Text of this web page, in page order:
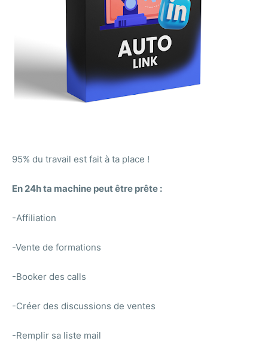
95% du travail est fait à ta place !
En 24h ta machine peut être prête :
-Affiliation
-Vente de formations
-Booker des calls
-Créer des discussions de ventes
-Remplir sa liste mail